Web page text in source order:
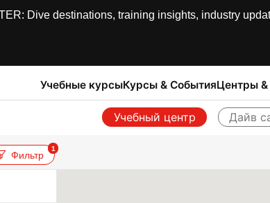
Dive destinations, training insights, industry
Учебные курсыКурсы & СобытияЦентры
Учебный центр Дайв
Фильтр
1